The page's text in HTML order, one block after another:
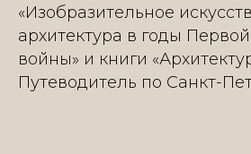
«Изобразительное
архитектура в годы
войны» и книги
Путеводитель по Санкт-